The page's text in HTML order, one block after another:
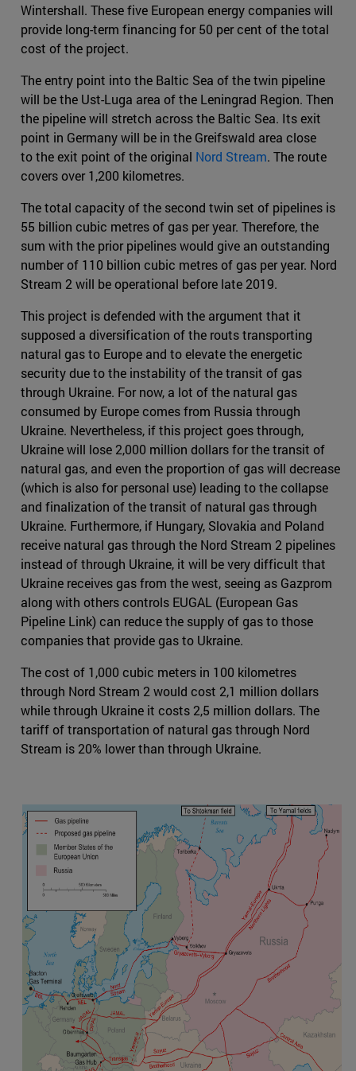
Wintershall. These five European energy companies will
provide long-term financing for 50 per cent of the total
cost of the project.
The entry point into the Baltic Sea of the twin pipeline
will be the Ust-Luga area of the Leningrad Region. Then
the pipeline will stretch across the Baltic Sea. Its exit
point in Germany will be in the Greifswald area close
to the exit point of the original Nord Stream. The route
covers over 1,200 kilometres.
The total capacity of the second twin set of pipelines is
55 billion cubic metres of gas per year. Therefore, the
sum with the prior pipelines would give an outstanding
number of 110 billion cubic metres of gas per year. Nord
Stream 2 will be operational before late 2019.
This project is defended with the argument that it
supposed a diversification of the routs transporting
natural gas to Europe and to elevate the energetic
security due to the instability of the transit of gas
through Ukraine. For now, a lot of the natural gas
consumed by Europe comes from Russia through
Ukraine. Nevertheless, if this project goes through,
Ukraine will lose 2,000 million dollars for the transit of
natural gas, and even the proportion of gas will decrease
(which is also for personal use) leading to the collapse
and finalization of the transit of natural gas through
Ukraine. Furthermore, if Hungary, Slovakia and Poland
receive natural gas through the Nord Stream 2 pipelines
instead of through Ukraine, it will be very difficult that
Ukraine receives gas from the west, seeing as Gazprom
along with others controls EUGAL (European Gas
Pipeline Link) can reduce the supply of gas to those
companies that provide gas to Ukraine.
The cost of 1,000 cubic meters in 100 kilometres
through Nord Stream 2 would cost 2,1 million dollars
while through Ukraine it costs 2,5 million dollars. The
tariff of transportation of natural gas through Nord
Stream is 20% lower than through Ukraine.